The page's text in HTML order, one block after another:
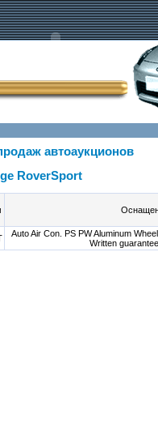
автоаукционов
RoverSport
Auto Air Con. PS PW Aluminum
Written